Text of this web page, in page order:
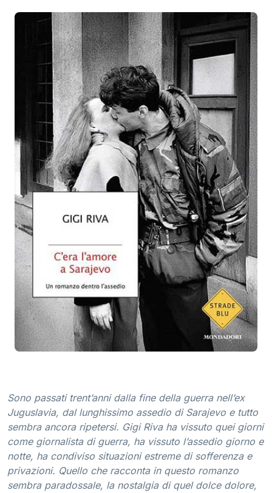
Sono passati trent’anni dalla fine della guerra nell’ex
Juguslavia, dal lunghissimo assedio di Sarajevo e tutto
sembra ancora ripetersi. Gigi Riva ha vissuto quei giorni
come giornalista di guerra, ha vissuto l’assedio giorno e
notte, ha condiviso situazioni estreme di sofferenza e
privazioni. Quello che racconta in questo romanzo
sembra paradossale, la nostalgia di quel dolce dolore,